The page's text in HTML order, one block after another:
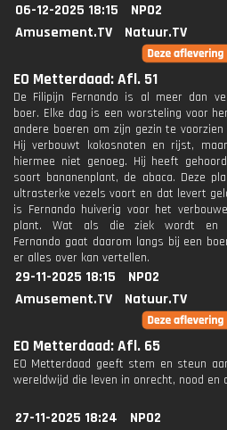
06-12-2025 18:15
NPO2
Amusement.TV
Natuur.TV
EO Metterdaad: Afl. 51
De Filipijn Fernando is al meer dan
boer. Elke dag is een worsteling voor
andere boeren om zijn gezin te
Hij verbouwt kokosnoten en rijst,
hiermee niet genoeg. Hij heeft
soort bananenplant, de abaca. Deze
ultrasterke vezels voort en dat levert
is Fernando huiverig voor het
plant. Wat als die ziek wordt en
Fernando gaat daarom langs bij een
er alles over kan vertellen.
29-11-2025 18:15
NPO2
Amusement.TV
Natuur.TV
EO Metterdaad: Afl. 65
EO Metterdaad geeft stem en steun
wereldwijd die leven in onrecht, nood en
27-11-2025 18:24
NPO2